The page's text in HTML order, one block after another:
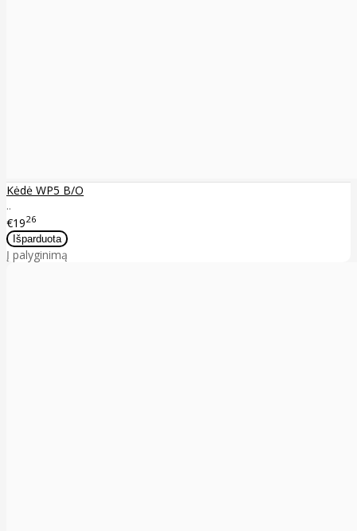
Kėdė WP5 B/O
..
€1926
Į palyginimą